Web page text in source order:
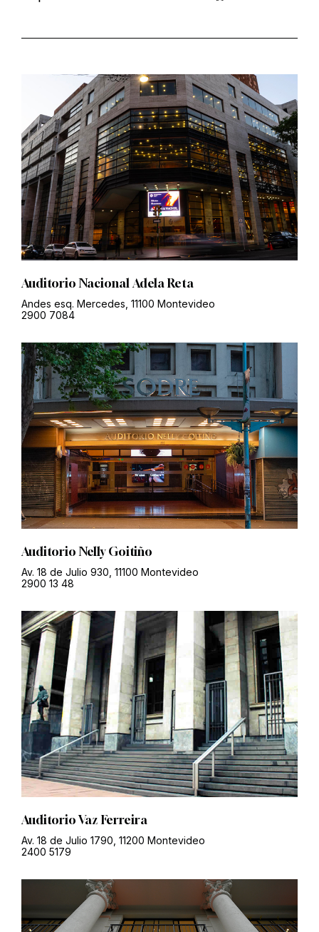
Auditorio Nacional Adela Reta
Andes esq. Mercedes, 11100 Montevideo
2900 7084
Auditorio Nelly Goitiño
Av. 18 de Julio 930, 11100 Montevideo
2900 13 48
Auditorio Vaz Ferreira
Av. 18 de Julio 1790, 11200 Montevideo
2400 5179